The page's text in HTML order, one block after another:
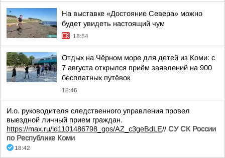
На выставке «Достояние Севера» можно
будет увидеть настоящий чум
18:54
Отдых на Чёрном море для детей из Коми: с
7 августа открылся приём заявлений на 900
бесплатных путёвок
18:46
И.о. руководителя следственного управления провел
выездной личный прием граждан.
https://max.ru/id1101486798_gos/AZ_c3geBdLE// СУ СК России
по Республике Коми
18:42